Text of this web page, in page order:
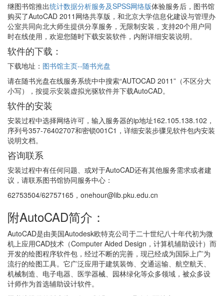
继图书馆推出统计数据分析服务及SPSS网络版体验服务后，图书馆
购买了AutoCAD 2011网络共享版，和北京大学信息化建设与管理办
公室共同向北大师生提供分享服务，无限制安装，支持20个用户同
时在线使用，欢迎您随时下载安装软件，内附详细安装说明。
软件的下载：
下载地址： 图书馆主页--随书光盘
请在随书光盘在线服务系统中中搜索“AUTOCAD 2011”（不区分大
小写），按提示安装虚拟光驱软件并下载AutoCAD。
软件的安装
安装过程中选择网络许可，输入服务器的ip地址162.105.138.102，
序列号357-76402707和密锁001C1，详细安装步骤见软件包内安装
说明文档。
咨询联系
安装过程中有任何问题、或对于AutoCAD还有其他服务需求或者建
议，请联系图书馆协同服务中心：
62753504/62757165，onehour@lib.pku.edu.cn
附AutoCAD简介：
AutoCAD是由美国Autodesk欧特克公司于二十世纪八十年代初为微
机上应用CAD技术（Computer Aided Design，计算机辅助设计）而
开发的绘图程序软件包，经过不断的完善，现已经成为国际上广为
流行的绘图工具。它广泛应用于建筑装饰、交通运输、航空航天、
机械制造、电子电器、医学器械、园林绿化等众多领域，被众多设
计师作为首选辅助设计软件。